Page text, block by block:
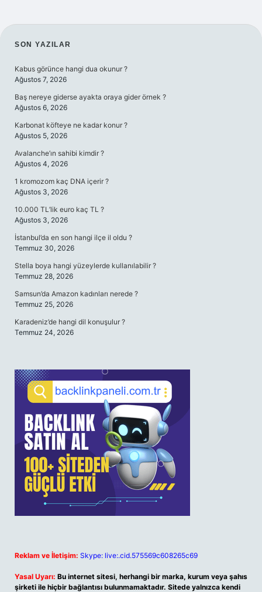
SIDEBAR
SON YAZILAR
Kabus görünce hangi dua okunur ?
Ağustos 7, 2026
Baş nereye giderse ayakta oraya gider örnek ?
Ağustos 6, 2026
Karbonat köfteye ne kadar konur ?
Ağustos 5, 2026
Avalanche’ın sahibi kimdir ?
Ağustos 4, 2026
1 kromozom kaç DNA içerir ?
Ağustos 3, 2026
10.000 TL’lik euro kaç TL ?
Ağustos 3, 2026
İstanbul’da en son hangi ilçe il oldu ?
Temmuz 30, 2026
Stella boya hangi yüzeylerde kullanılabilir ?
Temmuz 28, 2026
Samsun’da Amazon kadınları nerede ?
Temmuz 25, 2026
Karadeniz’de hangi dil konuşulur ?
Temmuz 24, 2026
Reklam ve İletişim: Skype: live:.cid.575569c608265c69
Yasal Uyarı: Bu internet sitesi, herhangi bir marka, kurum veya şahıs
şirketi ile hiçbir bağlantısı bulunmamaktadır. Sitede yalnızca kendi